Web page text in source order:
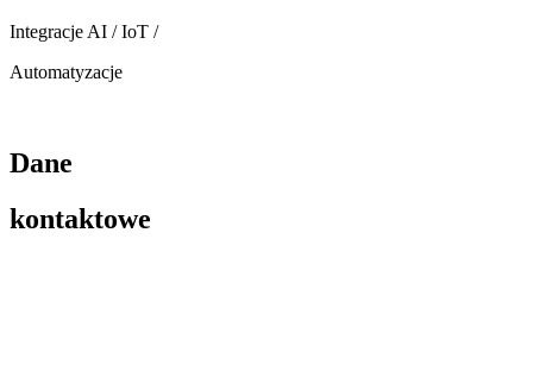
Integracje AI / IoT /
Automatyzacje
Dane
kontaktowe